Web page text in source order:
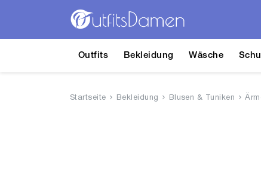
Outfits Bekleidung Wäsche
Startseite Bekleidung Blusen & Tuniken